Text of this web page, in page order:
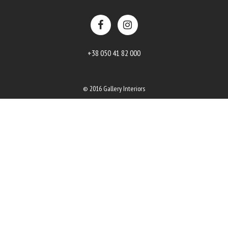
+38 050 41 82 000
© 2016 Gallery Interiors